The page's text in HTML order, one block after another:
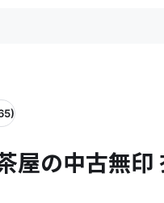
屋の中古無印